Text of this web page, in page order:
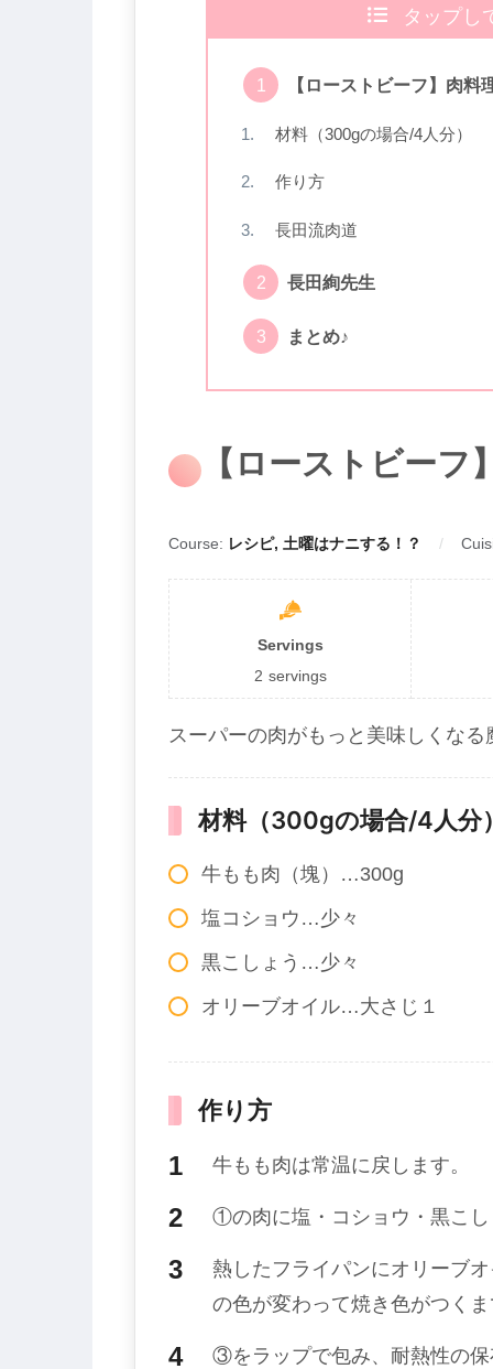
タップし
【ローストビーフ】肉料
材料（300gの場合/4人分）
作り方
長田流肉道
長田絢先生
まとめ♪
【ローストビーフ
Course: レシピ, 土曜はナニする！？
Servings
2 servings
スーパーの肉がもっと美味しくなる
材料（300gの場合/4人分
牛もも肉（塊）…300g
塩コショウ…少々
黒こしょう…少々
オリーブオイル…大さじ１
作り方
牛もも肉は常温に戻します。
①の肉に塩・コショウ・黒こ
熱したフライパンにオリーブ
の色が変わって焼き色がつく
③をラップで包み、耐熱性の